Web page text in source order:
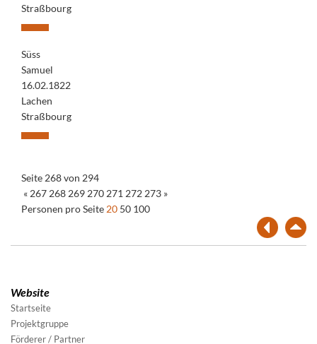
Straßbourg
Süss
Samuel
16.02.1822
Lachen
Straßbourg
Seite 268 von 294
« 267 268 269 270 271 272 273 »
Personen pro Seite 20 50 100
Website
Startseite
Projektgruppe
Förderer / Partner